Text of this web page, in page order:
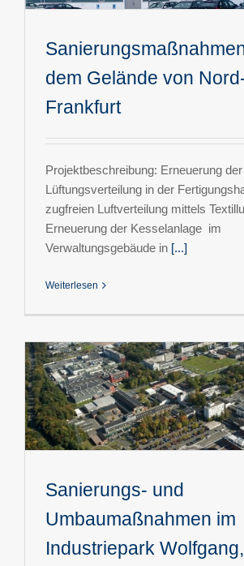
dem Gelände von
Frankfurt
Projektbeschreibung: Erneuerung der
Lüftungsverteilung in der
zugfreien Luftverteilung mittels
Erneuerung der Kesselanlage im
Verwaltungsgebäude in [...]
Weiterlesen
Sanierungs- und
Umbaumaßnahmen im
Industriepark